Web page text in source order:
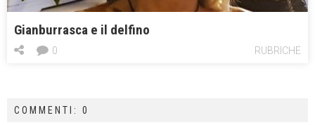
Gianburrasca e il delfino
RUBRICHE
0
COMMENTI: 0